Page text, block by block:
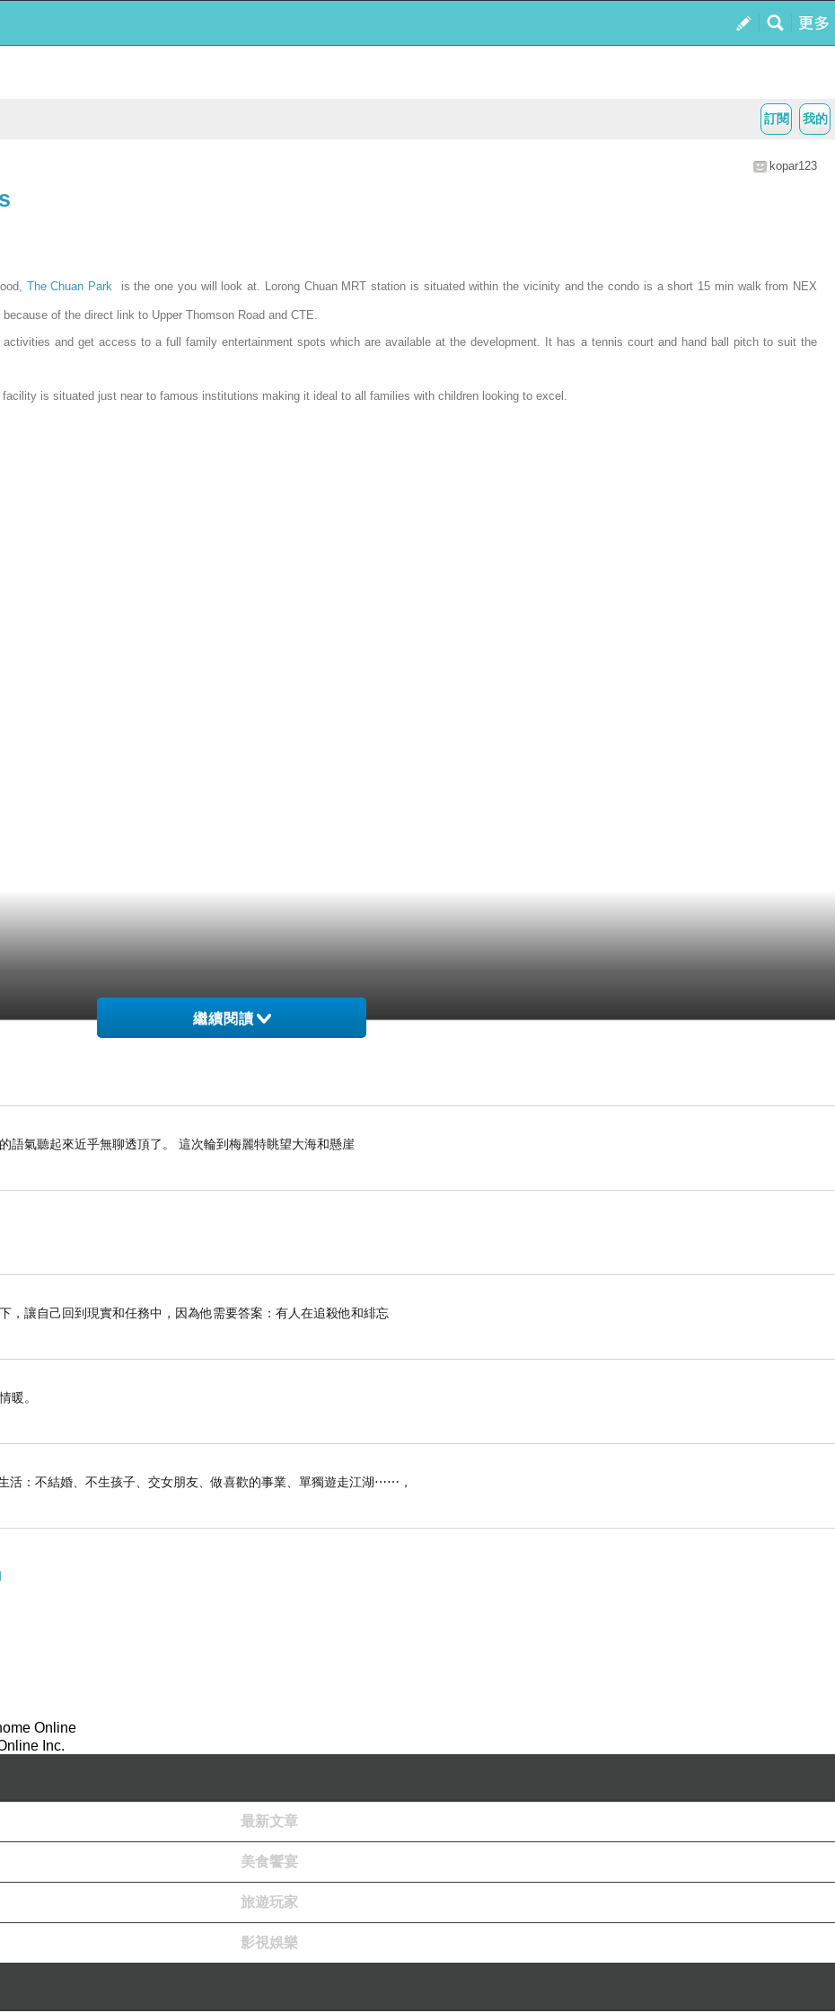
我的
訂閱
kopar123
The Chuan Park is the one you will look at. Lorong Chuan MRT station is situated within the vicinity and the condo is a short 15 min walk from NEX
of the direct link to Upper Thomson Road and CTE.
and get access to a full family entertainment spots which are available at the development. It has a tennis court and hand ball pitch to suit the
is situated just near to famous institutions making it ideal to all families with children looking to excel.
繼續閱讀
語氣聽起來近乎無聊透頂了。 這次輪到梅麗特眺望大海和懸崖
讓自己回到現實和任務中，因為他需要答案：有人在追殺他和緋忘
暖。
活：不結婚、不生孩子、交女朋友、做喜歡的事業、單獨遊走江湖⋯⋯，
Online
Inc.
最新文章
美食饗宴
旅遊玩家
影視娛樂